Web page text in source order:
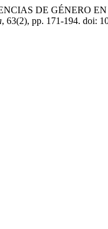
DE GÉNERO
, 63(2), pp. 171-194. doi: